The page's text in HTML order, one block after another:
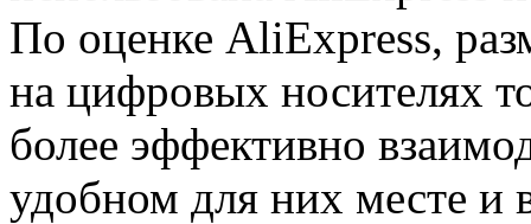
По оценке AliExpress,
на цифровых носителях
более эффективно
удобном для них месте и